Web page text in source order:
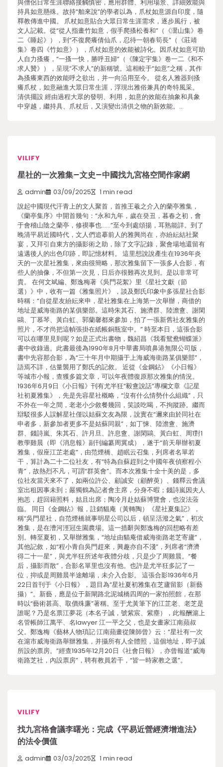
與僧侶日常生涯聯絡接觸慎密，應用群體、利用場景、詳細效能與
持具如意懸殊。故持“舶來說”的學者以為，爪杖如意源自印度，隨
釋教傳進中國。 爪杖如意貼合大眾日常生涯需求，逐步風行，被
文人記載。從“從人指畫竹如意，假手爬搔松養和”（《灊山集》卷
二《睡起》），到“不復爬癢倩仙爪，忍待一朝春筍長”（《莊靖
集》卷四《竹如意》），爪杖如意的效能被詩化。因爪杖如意可助
人自力搔癢，“一搔一快，勝呼丑婦”（《陳定宇集》卷一二《和不
求人贊》），呈現“不求人”的新稱號。這相較于“如意”之稱，其作
為搔癢東西的效能呼之欲出，并一向沿用至今。 從名人雅器到搔
癢爪杖，如意融進大眾日常生涯，浮現出雅俗兼具的奇特風采。
清供擺設 經由過程大眾的發明、利用，如意的效能在抽象和具象
中穿越，繼持具、爪杖后，又演變出清供之物的新效能。…
VILIFY
星社的一次雅集–文史–中國找九宮格空間作家網
admin 03/09/2025 1 min read
說起中國現代汗青上的文人聚首，首推王羲之介入的蘭亭雅集，
《蘭亭集序》中開首幾句：“永和九年，歲在癸丑，暮春之初，會
于會稽山陰之蘭亭，修禊事也……”至今到處頌揚，耳熟能詳。到了
晚清平易近國時代，文人們追摹前人的雅興尚在，亦紛紜結社聚
宴，又拜引自東方的攝影術之助，除了文字記錄，聚會場地還留有
遠邁後人的出色印跡，即記憶材料。 這里想說說產生在1936年炎
天的一次星社雅集，來由很簡略，那次雅集留下一張多人合影，有
些人的抽像，不但第一次見，日后亦很難再次見到。是以非常可
貴。 在何文斌編、鄭逸梅著《吳門花絮》里《星社文獻（節
選）》中，收有一篇《雅集照片》，談及鄭氏印象中多張星社合影
時稱：“自從星友紛紜來申，星社雅集在上海第一次舉辦，商借的
地址是威海衛路的某俱樂部。這時朱其石、施濟群、陸澹盦、謝閑
鷗、丁慕琴、黃白虹、郭蘭馨都來參加，拍了一張新舊社友雅集的
照片，不才尚把這幀張掛在紙帳銅瓶室中。” 時至本日，這張合影
可以在哪里見到呢？如是正式出書物，魏紹昌《我看鴛鴦蝴蝶派》
書中收錄過。此書最後為1990年8月中華書局噴鼻港無限公司版，
書中先容那合影，為“三十年月中期攝于上海威海衛路某俱樂部”，
語焉不詳，估量襲用了鄭氏的記敘。 近從《金鋼鉆》《小日報》
等城市小報，查獲多篇文章，可以年夜體復原那次雅集的情況。
1936年6月9日《小日報》刊有尤半狂“毅盦說話”專欄文章《記星
社初夏雅集》，先是先容星社概略，“沒有什么情勢什么組織”，只
不外在一年之間，老老小少敘餐幾回，笑談吃喝，不拘蹤跡。繼而
辯駁很多人誤解星社僅以姑蘇文友為限，說實在“邇來由於同社在
申者多，新參加者更多不是姑蘇同親”，如丁悚、陸澹盦、施濟
群、錢詩嵐、朱其石、許月旦、許息盦、謝閑鷗、黃白虹、周1對1
教學雞晨（即《消息報》副刊編纂周冀成），遂于“前天舉辦初夏
雅集，假座江芷老處”，由范煙橋、趙眠云召集，列席者名單若
干，算計為二十二位社友，有“特為自蘇趕到之中國年夜偵察程小
青”，故熱烈不凡，可謂“群英會”。而本次雅集十全十美的是，多
位社友當天來不了，如兩位許公、顧誠安（顧醉萸）、錢釋云會議
室出租因事未到；嚴獨鶴為記者會主席，分身不暇；錢詩嵐因夫人
抱恙，趕回籍照料，姑且出席；陶冷月赴姑蘇博覽會，也沒法蒞
臨。 同日《金鋼鉆》報，註銷貓庵（黃轉陶）《星社夏集記》，
稱“吳門星社，自范煙橋就事明星公司以后，頓呈活潑之氣”，初次
雅集，是在漕河涇冠生園農場。這一措辭與鄭逸梅的回想略有差
別。轉至夏初，又舉辦雅集，“地址由貓庵借威海衛路老芝寄廬”，
其他記敘，如“程小青自吳門趕來，興趣亦自不淺”，列席者“濟濟
得二十一星”，與尤半狂所述年夜體分歧，只是少了周雞晨。“餐
后，攝影而散”，合影名單里也沒有他。也許是尤半狂多記了一
位，抑或是周雞晨半途離場，未介入合影。 這張合影1936年6月
22日首刊于《小日報》，題目為“星社夏初雅集在芝廬留影（新藝
攝）”。新藝，應是位于新閘路北泥城橋四周的一家拍照館，在那
時以“藝術甚高、取價殊廉”著稱。至于尤黃筆下的江芷老、老芝是
誰呢？乃是名票江夢花（本名子誠，號紫宸、紫塵），此報酬滬上
名管帳師江萬平、名lawyer 江一平之父，也是女畫家江南蘋叔
父。鄭逸梅《藝林人物瑣記·江南蘋畫從陳師曾》云：“星社有一次
在滬市威海衛路舉辦雅集，并攝所有人全體照，這個地址，即子誠
所設的票房。”經查1935年12月20日《社會日報》，亦曾報道“威海
衛路芝社，內設票房”，聘有教員若干，“皆一時家教之選”。
VILIFY
找九宮格會議李曙光：完成《平易近營經濟增進法》
的法令價值
admin 03/03/2025 1 min read